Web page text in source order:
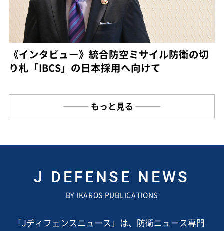
《インタビュー》統合防空ミサイル防衛の切
り札「IBCS」の日本採用へ向けて
もっと見る
J DEFENSE NEWS
BY IKAROS PUBLICATIONS
「Jディフェンスニュース」は、防衛ニュース専門